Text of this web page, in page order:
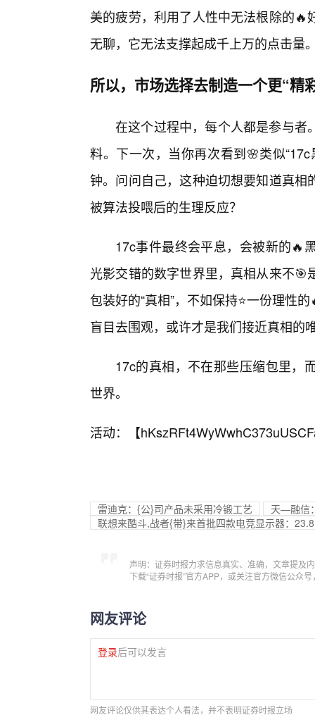
美的疲劳，利用了人性中无法根除的
无聊，它无法支撑起成千上万的点击量
所以，市场选择去制造一个更“精
在这个过程中，每个人都是参与者
料。下一次，当你再次看到🌸类似
钟。问问自己，这种迫切想要知道真
被算法投喂后的生理反应？
17c事件最终会平息，会被新的🔥
光影交错的数字世界里，真相从来不
包装好的“真相”，不如保持⭐一份理性
盲目去围观，或许才是我们接近真相的
17c的真相，不在那些压缩包里，
世界。
活动：【
雷迪克：{公}司产品未采用冷锻工艺
天—融信
联想来酷斗,战者{带}来首批四款电竞显示器：
声明：证券时报力求信息真实、准确，文章提及
下载“证券时报”官方APP，或关注官方微信公众
网友评论
登录后可以发言
网友评论仅供其表达个人看法，并不表明证券时报立场